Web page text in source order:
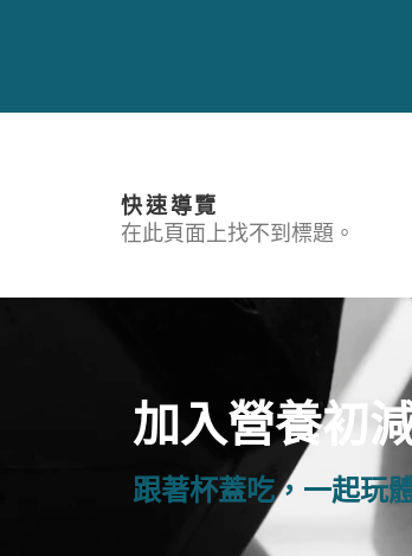
快速導覽
在此頁面上找不到標題。
加入營養初
跟著杯蓋吃，一起玩